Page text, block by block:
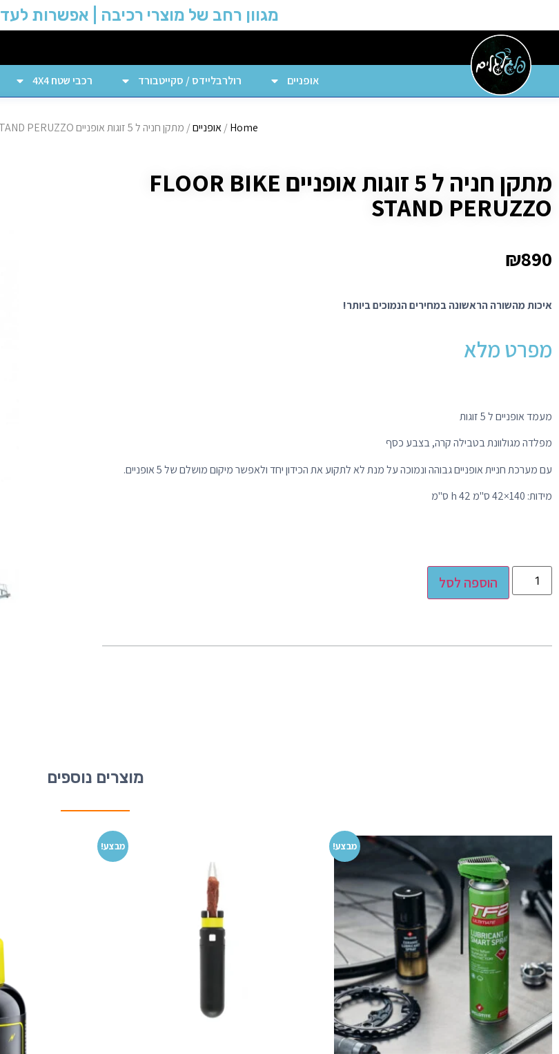
מגוון רחב של מוצרי רכיבה | אפשרות לעד 12 תשלומים
אופניים רולרבליידס / סקייטבורד רכבי שטח 4X4
Home
/אופניים/ מתקן חניה ל 5 זוגות אופניים FLOOR BIKE STAND PERUZZO
מתקן חניה ל 5 זוגות אופניים FLOOR BIKE
STAND PERUZZO
₪890
איכות מהשורה הראשונה במחירים הנמוכים ביותר!
מפרט מלא
מעמד אופניים ל 5 זוגות
מפלדה מגולוונת בטבילה קרה, בצבע כסף
עם מערכת חניית אופניים גבוהה ונמוכה על מנת לא לתקוע את הכידון יחד ולאפשר מיקום מושלם של 5 אופניים.
מידות: 140×42 ס"מ h 42 ס"מ
הוספה לסל
מוצרים נוספים
מבצע! מבצע!